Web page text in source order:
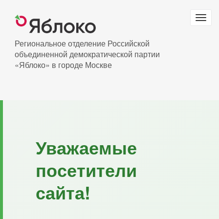
основному
Региональное отделение Российской
объединенной демократической партии
«Яблоко» в городе Москве
Уважаемые
посетители
сайта!